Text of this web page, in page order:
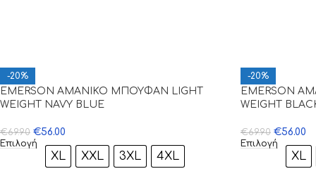
-20%
EMERSON ΑΜΑΝΙΚΟ ΜΠΟΥΦΑΝ LIGHT
WEIGHT NAVY BLUE
€69.90 €56.00
Επιλογή
XL XXL 3XL 4XL
-20%
EMERSON
WEIGHT
€69.90 €56.00
Επιλογή
XL